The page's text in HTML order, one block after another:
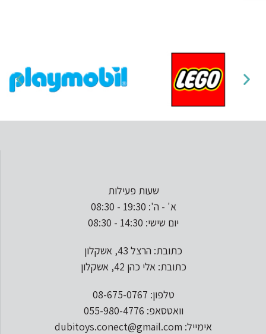
שעות פעילות
א' - ה': 19:30 - 08:30
יום שישי: 14:30 - 08:30
כתובת: הרצל 43, אשקלון
כתובת: אלי כהן 42, אשקלון
טלפון: 08-675-0767
וואטסאפ: 055-980-4776
אימייל: dubitoys.conect@gmail.com